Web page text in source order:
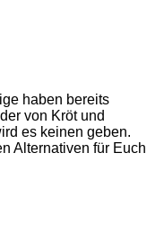
haben bereits
von Kröt und
es keinen geben.
Alternativen für Euch